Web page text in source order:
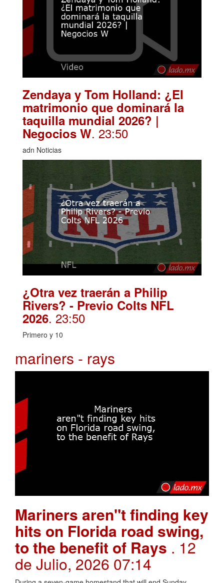
Zendaya y Tom Holland: ¿El
matrimonio que dominará la
taquilla mundial 2026? |
Negocios W. 23:50
adn Noticias
¿Otra vez traerán a Philip
Rivers? - Previo Colts NFL
2026. 23:50
Primero y 10
mariners - rays
Mariners aren"t finding key
hits on Florida road swing,
to the benefit of Rays . 12
de Julio, 2026 07:14